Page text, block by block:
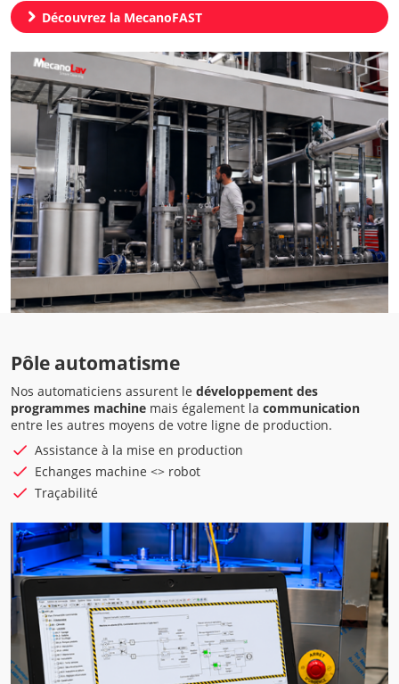
chevron_right Découvrez la MecanoFAST
Pôle automatisme
Nos automaticiens assurent le développement des
programmes machine mais également la communication
entre les autres moyens de votre ligne de production.
Assistance à la mise en production
Echanges machine <> robot
Traçabilité